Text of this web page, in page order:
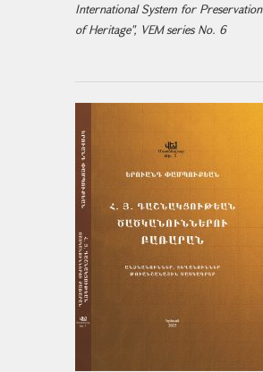
International System for Preservation
of Heritage", VEM series No. 6